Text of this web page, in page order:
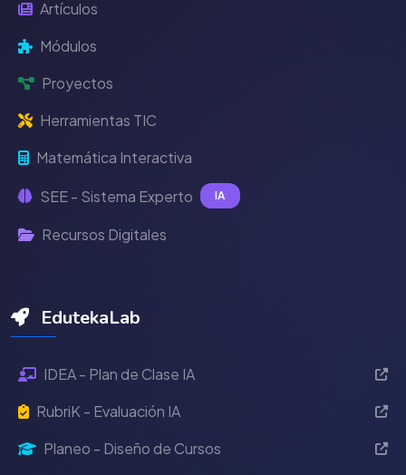
Artículos
Módulos
Proyectos
Herramientas TIC
Matemática Interactiva
SEE - Sistema Experto IA
Recursos Digitales
EdutekaLab
IDEA - Plan de Clase IA
RubriK - Evaluación IA
Planeo - Diseño de Cursos